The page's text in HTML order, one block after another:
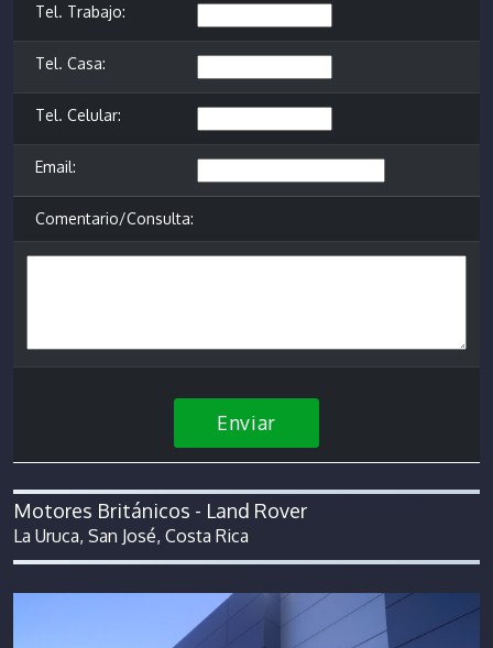
Tel. Trabajo:
Tel. Casa:
Tel. Celular:
Email:
Comentario/Consulta:
Enviar
Motores Británicos - Land Rover
La Uruca, San José, Costa Rica